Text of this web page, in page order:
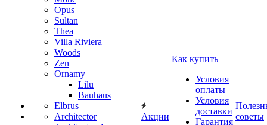
Opus
Sultan
Thea
Villa Riviera
Woods
Zen
Ornamy
Lilu
Bauhaus
Elbrus
Architector
Акции
Как купить
Условия
оплаты
Условия
доставки
Гарантия
советы